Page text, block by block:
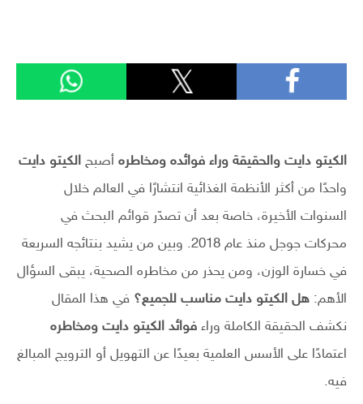
الكيتو دايت والحقيقة وراء فوائده ومخاطره أصبح الكيتو دايت
واحدًا من أكثر الأنظمة الغذائية انتشارًا في العالم خلال
السنوات الأخيرة، خاصة بعد أن تصدّر قوائم البحث في
محركات جوجل منذ عام 2018. وبين من يشيد بنتائجه السريعة
في خسارة الوزن، ومن يحذر من مخاطره الصحية، يبقى السؤال
الأهم: هل الكيتو دايت مناسب للجميع؟ في هذا المقال
نكشف الحقيقة الكاملة وراء فوائد الكيتو دايت ومخاطره
اعتمادًا على الأسس العلمية بعيدًا عن التهويل أو الترويج المبالغ
فيه.